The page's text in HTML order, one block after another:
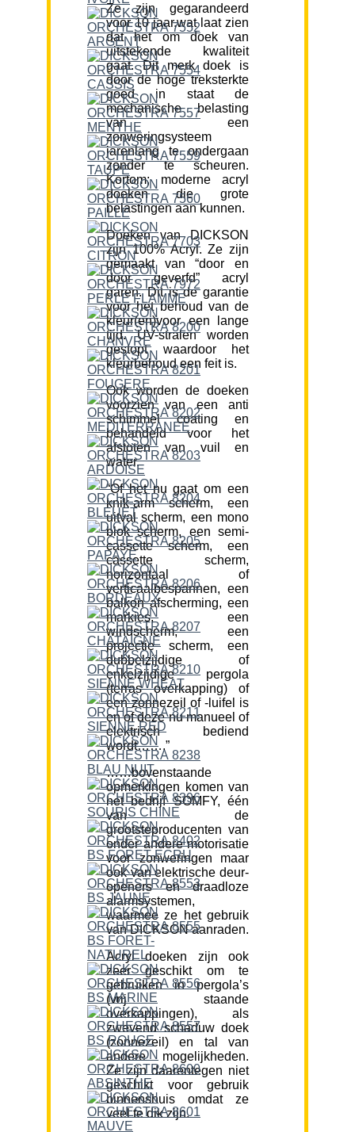
Ze zijn gegarandeerd
voor 10 jaar,wat laat zien
dat het om doek van
uitstekende kwaliteit
gaat. Dit merk doek is
door de hoge treksterkte
goed in staat de
mechanische belasting
van een
zonweringsysteem
jarenlang te ondergaan
zonder te scheuren.
Kortom; moderne acryl
doeken die grote
belastingen aan kunnen.
Doeken van DICKSON
zijn 100% Acryl. Ze zijn
gemaakt van “door en
door geverfd” acryl
garen. Dit is de garantie
voor het behoud van de
kleur(en)voor een lange
tijd. UV-stralen worden
gestopt waardoor het
kleurbehoud een feit is.
Ook worden de doeken
voorzien van een anti
schimmel coating en
behandeld voor het
afstoten van vuil en
water.
“Of het nu gaat om een
knik-arm scherm, een
uitval scherm, een mono
blok scherm, een semi-
cassette scherm, een
cassette scherm,
horizontaal of
verticaalbespannen, een
balkon afscherming, een
markies, een
windscherm, een
projectie scherm, een
dubbelzijdige of
enkelzijdige pergola
(terras overkapping) of
een zonnezeil of -luifel is
en of deze nu manueel of
elektrisch bediend
wordt…….”
……bovenstaande
opmerkingen komen van
het bedrijf SOMFY, één
van de
grootsteproducenten van
onder andere motorisatie
voor zonweringen maar
ook van elektrische deur-
openers en draadloze
alarmsystemen,
waarmee ze het gebruik
van DICKSON aanraden.
Acryl doeken zijn ook
zeer geschikt om te
gebruiken in pergola’s
(vrij staande
overkappingen), als
zwevend schaduw doek
(zonnezeil) en tal van
andere mogelijkheden.
Ze zijn daarentegen niet
geschikt voor gebruik
binnenshuis omdat ze
veel te dik zijn.